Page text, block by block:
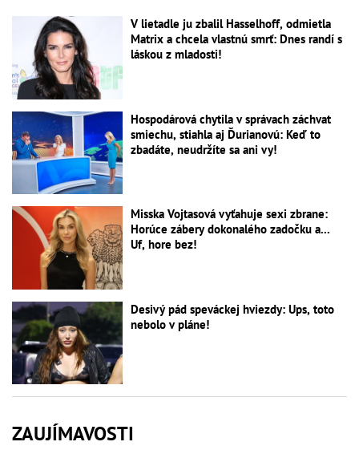
V lietadle ju zbalil Hasselhoff, odmietla
Matrix a chcela vlastnú smrť: Dnes randí s
láskou z mladosti!
Hospodárová chytila v správach záchvat
smiechu, stiahla aj Ďurianovú: Keď to
zbadáte, neudržíte sa ani vy!
Misska Vojtasová vyťahuje sexi zbrane:
Horúce zábery dokonalého zadočku a...
Uf, hore bez!
Desivý pád speváckej hviezdy: Ups, toto
nebolo v pláne!
ZAUJÍMAVOSTI